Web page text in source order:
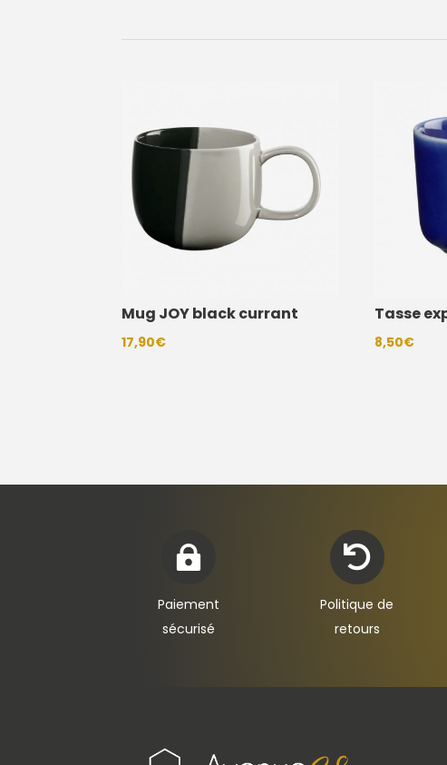
Mug JOY black currant
17,90€
Tasse
8,50€

Paiement
sécurisé

Politique de
retours